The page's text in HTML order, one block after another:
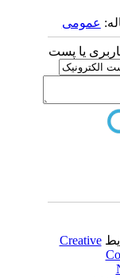
عمومى
یا پست
Creative